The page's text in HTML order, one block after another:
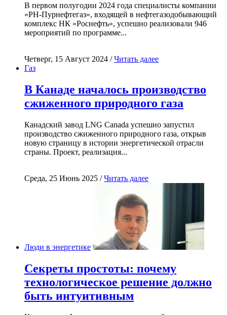
В первом полугодии 2024 года специалисты компании
«РН-Пурнефтегаз», входящей в нефтегазодобывающий
комплекс НК «Роснефть», успешно реализовали 946
мероприятий по программе...
Четверг, 15 Август 2024 /Читать далее
Газ
В Канаде началось производство
сжиженного природного газа
Канадский завод LNG Canada успешно запустил
производство сжиженного природного газа, открыв
новую страницу в истории энергетической отрасли
страны. Проект, реализация...
Среда, 25 Июнь 2025 /Читать далее
Люди в энергетике
Секреты простоты: почему
технологическое решение должно
быть интуитивным